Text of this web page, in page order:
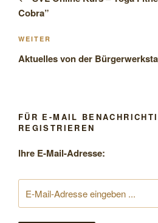
Cobra”
Nächster
Beitrag
WEITER
Aktuelles von der
FÜR E-MAIL
REGISTRIEREN
Ihre E-Mail-Adresse: